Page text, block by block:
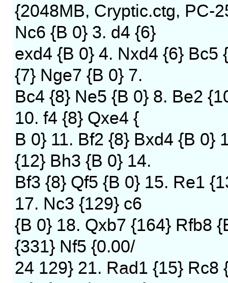
{2048MB, Cryptic.ctg, PC-
Nc6 {B 0} 3. d4 {6}
exd4 {B 0} 4. Nxd4 {6} Bc5
{7} Nge7 {B 0} 7.
Bc4 {8} Ne5 {B 0} 8. Be2
10. f4 {8} Qxe4 {
B 0} 11. Bf2 {8} Bxd4 {B 0}
{12} Bh3 {B 0} 14.
Bf3 {8} Qf5 {B 0} 15. Re1
17. Nc3 {129} c6
{B 0} 18. Qxb7 {164} Rfb8
{331} Nf5 {0.00/
24 129} 21. Rad1 {15} Rc8